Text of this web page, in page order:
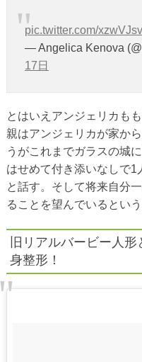
pic.twitter.com/
— Angelica Kenova
17日
とはいえアンジェリカも
親はアンジェリカが家か
うがこれまでガラスの城
はせめて付き添いなしで
と話す。そして将来自分
ることを望んでいるという
旧リアルバービー人
身整形！